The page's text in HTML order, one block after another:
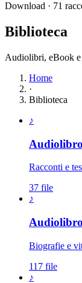
Download · 71
Biblioteca
Audiolibri, eBook e
Home
·
Biblioteca
Elenco
♪
Racconti e
37 file
♪
Biografie e
117 file
♪